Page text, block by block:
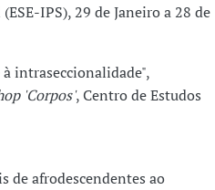
IPS), 29 de Janeiro a 28 de
intraseccionalidade",
'Corpos', Centro de Estudos
de afrodescendentes ao